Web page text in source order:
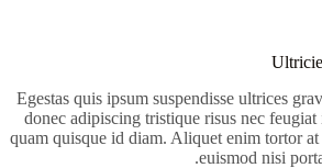
Egestas quis ipsum suspendisse ultrices
donec adipiscing tristique risus nec
quam quisque id diam. Aliquet enim tortor
euismod nisi